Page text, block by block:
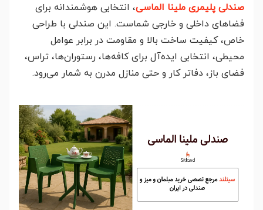
صندلی پلیمری ملینا الماسی، انتخابی هوشمندانه برای
فضاهای داخلی و خارجی شماست. این صندلی با طراحی
خاص، کیفیت ساخت بالا و مقاومت در برابر عوامل
محیطی، انتخابی ایده‌آل برای کافه‌ها، رستوران‌ها، تراس،
فضای باز، دفاتر کار و حتی منازل مدرن به شمار می‌رود.